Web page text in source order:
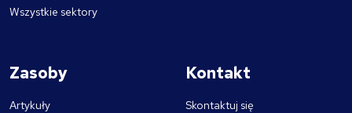
Wszystkie sektory
Zasoby
Artykuły
Kontakt
Skontaktuj się